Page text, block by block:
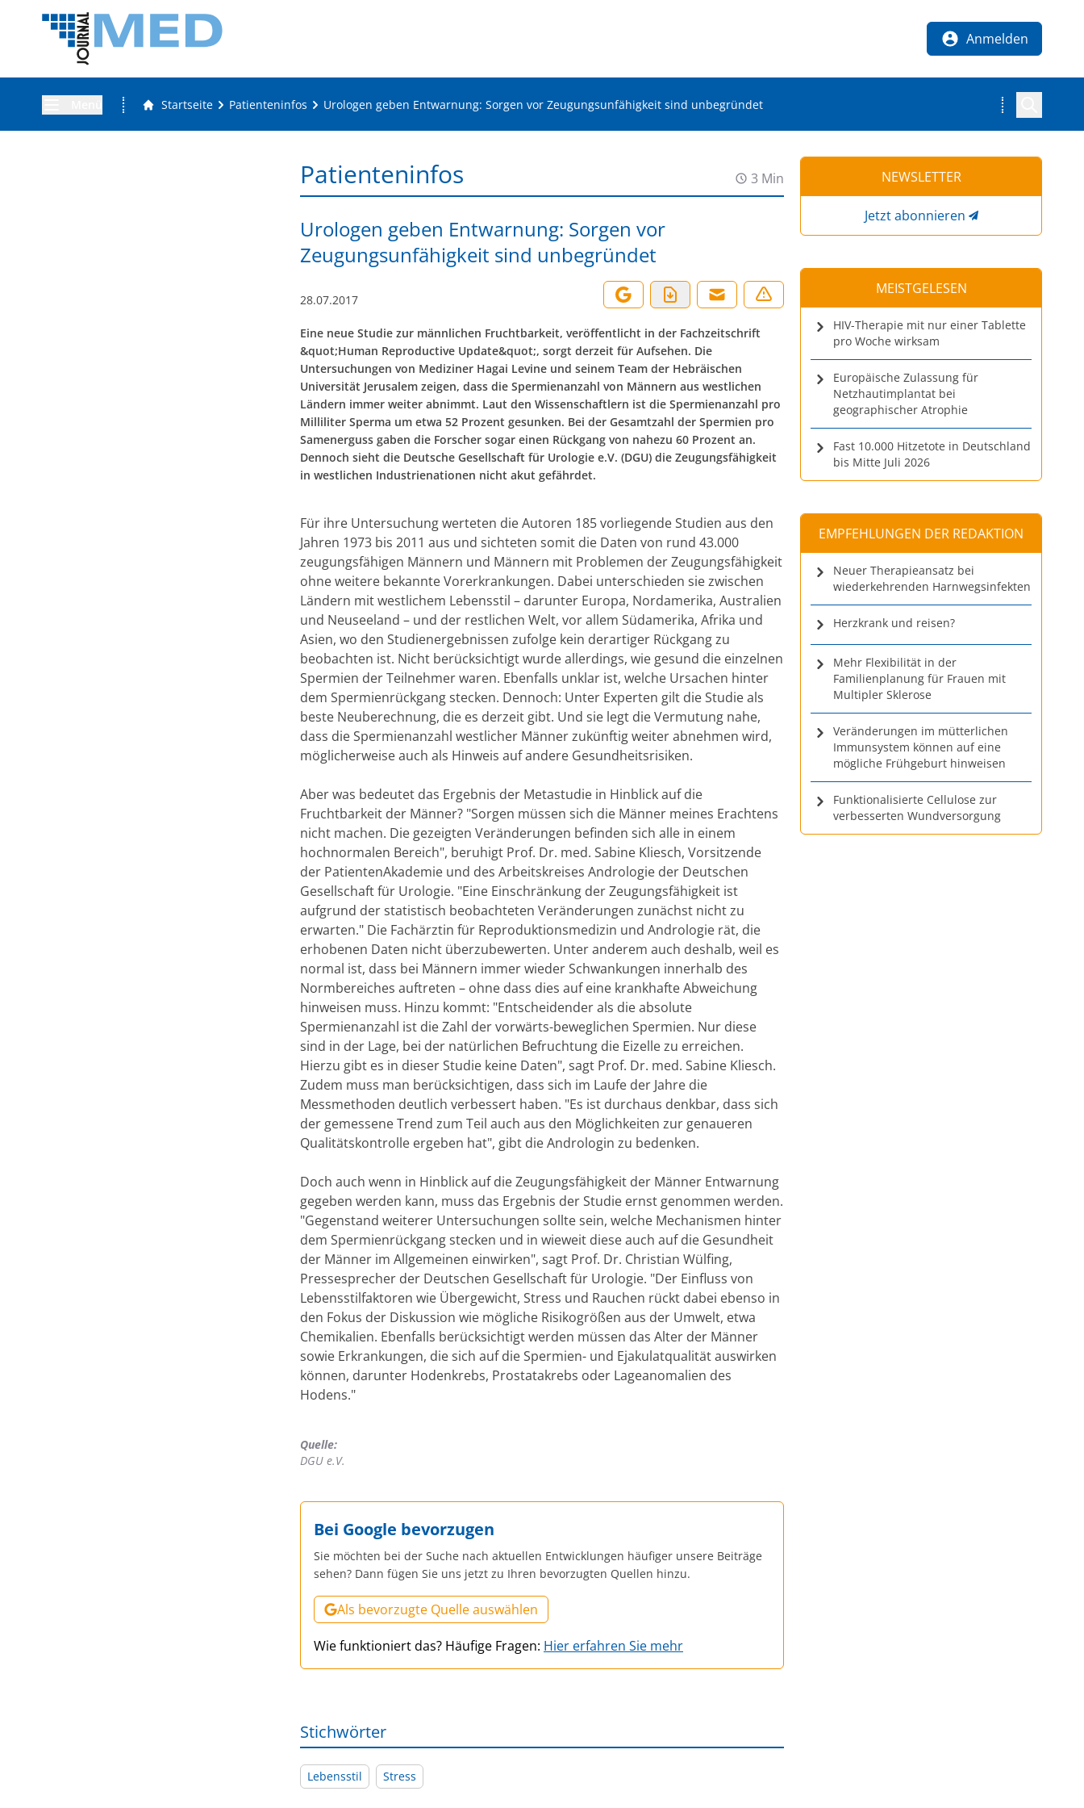
Anmelden
Startseite Patienteninfos Urologen geben Entwarnung: Sorgen vor Zeugungsunfähigkeit sind unbegründet
Patienteninfos 3 Min
Urologen geben Entwarnung: Sorgen vor
Zeugungsunfähigkeit sind unbegründet
28.07.2017
Eine neue Studie zur männlichen Fruchtbarkeit, veröffentlicht in der Fachzeitschrift
&quot;Human Reproductive Update&quot;, sorgt derzeit für Aufsehen. Die
Untersuchungen von Mediziner Hagai Levine und seinem Team der Hebräischen
Universität Jerusalem zeigen, dass die Spermienanzahl von Männern aus westlichen
Ländern immer weiter abnimmt. Laut den Wissenschaftlern ist die Spermienanzahl pro
Milliliter Sperma um etwa 52 Prozent gesunken. Bei der Gesamtzahl der Spermien pro
Samenerguss gaben die Forscher sogar einen Rückgang von nahezu 60 Prozent an.
Dennoch sieht die Deutsche Gesellschaft für Urologie e.V. (DGU) die Zeugungsfähigkeit
in westlichen Industrienationen nicht akut gefährdet.
Für ihre Untersuchung werteten die Autoren 185 vorliegende Studien aus den
Jahren 1973 bis 2011 aus und sichteten somit die Daten von rund 43.000
zeugungsfähigen Männern und Männern mit Problemen der Zeugungsfähigkeit
ohne weitere bekannte Vorerkrankungen. Dabei unterschieden sie zwischen
Ländern mit westlichem Lebensstil – darunter Europa, Nordamerika, Australien
und Neuseeland – und der restlichen Welt, vor allem Südamerika, Afrika und
Asien, wo den Studienergebnissen zufolge kein derartiger Rückgang zu
beobachten ist. Nicht berücksichtigt wurde allerdings, wie gesund die einzelnen
Spermien der Teilnehmer waren. Ebenfalls unklar ist, welche Ursachen hinter
dem Spermienrückgang stecken. Dennoch: Unter Experten gilt die Studie als
beste Neuberechnung, die es derzeit gibt. Und sie legt die Vermutung nahe,
dass die Spermienanzahl westlicher Männer zukünftig weiter abnehmen wird,
möglicherweise auch als Hinweis auf andere Gesundheitsrisiken.
Aber was bedeutet das Ergebnis der Metastudie in Hinblick auf die
Fruchtbarkeit der Männer? "Sorgen müssen sich die Männer meines Erachtens
nicht machen. Die gezeigten Veränderungen befinden sich alle in einem
hochnormalen Bereich", beruhigt Prof. Dr. med. Sabine Kliesch, Vorsitzende
der PatientenAkademie und des Arbeitskreises Andrologie der Deutschen
Gesellschaft für Urologie. "Eine Einschränkung der Zeugungsfähigkeit ist
aufgrund der statistisch beobachteten Veränderungen zunächst nicht zu
erwarten." Die Fachärztin für Reproduktionsmedizin und Andrologie rät, die
erhobenen Daten nicht überzubewerten. Unter anderem auch deshalb, weil es
normal ist, dass bei Männern immer wieder Schwankungen innerhalb des
Normbereiches auftreten – ohne dass dies auf eine krankhafte Abweichung
hinweisen muss. Hinzu kommt: "Entscheidender als die absolute
Spermienanzahl ist die Zahl der vorwärts-beweglichen Spermien. Nur diese
sind in der Lage, bei der natürlichen Befruchtung die Eizelle zu erreichen.
Hierzu gibt es in dieser Studie keine Daten", sagt Prof. Dr. med. Sabine Kliesch.
Zudem muss man berücksichtigen, dass sich im Laufe der Jahre die
Messmethoden deutlich verbessert haben. "Es ist durchaus denkbar, dass sich
der gemessene Trend zum Teil auch aus den Möglichkeiten zur genaueren
Qualitätskontrolle ergeben hat", gibt die Andrologin zu bedenken.
Doch auch wenn in Hinblick auf die Zeugungsfähigkeit der Männer Entwarnung
gegeben werden kann, muss das Ergebnis der Studie ernst genommen werden.
"Gegenstand weiterer Untersuchungen sollte sein, welche Mechanismen hinter
dem Spermienrückgang stecken und in wieweit diese auch auf die Gesundheit
der Männer im Allgemeinen einwirken", sagt Prof. Dr. Christian Wülfing,
Pressesprecher der Deutschen Gesellschaft für Urologie. "Der Einfluss von
Lebensstilfaktoren wie Übergewicht, Stress und Rauchen rückt dabei ebenso in
den Fokus der Diskussion wie mögliche Risikogrößen aus der Umwelt, etwa
Chemikalien. Ebenfalls berücksichtigt werden müssen das Alter der Männer
sowie Erkrankungen, die sich auf die Spermien- und Ejakulatqualität auswirken
können, darunter Hodenkrebs, Prostatakrebs oder Lageanomalien des
Hodens."
Quelle:
DGU e.V.
Bei Google bevorzugen
Sie möchten bei der Suche nach aktuellen Entwicklungen häufiger unsere Beiträge
sehen? Dann fügen Sie uns jetzt zu Ihren bevorzugten Quellen hinzu.
Als bevorzugte Quelle auswählen
Wie funktioniert das? Häufige Fragen: Hier erfahren Sie mehr
Stichwörter
Lebensstil Stress
NEWSLETTER
Jetzt abonnieren
MEISTGELESEN
HIV-Therapie mit nur einer Tablette
pro Woche wirksam
Europäische Zulassung für
Netzhautimplantat bei
geographischer Atrophie
Fast 10.000 Hitzetote in Deutschland
bis Mitte Juli 2026
EMPFEHLUNGEN DER REDAKTION
Neuer Therapieansatz bei
wiederkehrenden Harnwegsinfekten
Herzkrank und reisen?
Mehr Flexibilität in der
Familienplanung für Frauen mit
Multipler Sklerose
Veränderungen im mütterlichen
Immunsystem können auf eine
mögliche Frühgeburt hinweisen
Funktionalisierte Cellulose zur
verbesserten Wundversorgung